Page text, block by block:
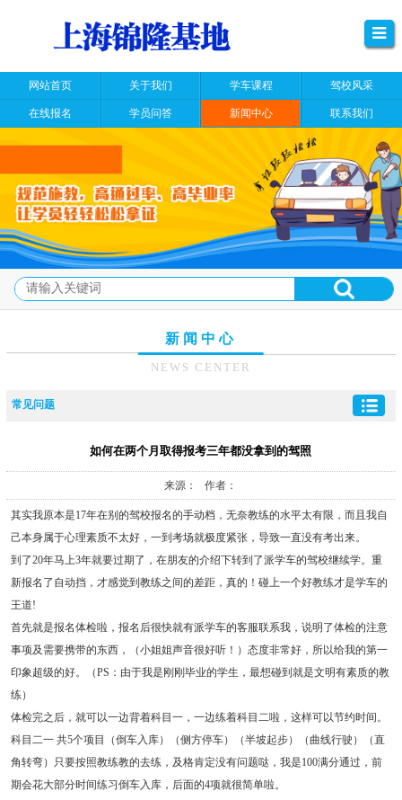
网站首页 关于我们 学车课程 驾校风采
在线报名 学员问答 新闻中心 联系我们
新闻中心
NEWS CENTER
常见问题
如何在两个月取得报考三年都没拿到的驾照
来源： 作者：
其实我原本是17年在别的驾校报名的手动档，无奈教练的水平太有限，而且我自
己本身属于心理素质不太好，一到考场就极度紧张，导致一直没有考出来。
到了20年马上3年就要过期了，在朋友的介绍下转到了派学车的驾校继续学。重
新报名了自动挡，才感觉到教练之间的差距，真的！碰上一个好教练才是学车的
王道!
首先就是报名体检啦，报名后很快就有派学车的客服联系我，说明了体检的注意
事项及需要携带的东西，（小姐姐声音很好听！）态度非常好，所以给我的第一
印象超级的好。（PS：由于我是刚刚毕业的学生，最想碰到就是文明有素质的教
练）
体检完之后，就可以一边背着科目一，一边练着科目二啦，这样可以节约时间。
科目二一 共5个项目（倒车入库）（侧方停车）（半坡起步）（曲线行驶）（直
角转弯）只要按照教练教的去练，及格肯定没有问题哒，我是100满分通过，前
期会花大部分时间练习倒车入库，后面的4项就很简单啦。